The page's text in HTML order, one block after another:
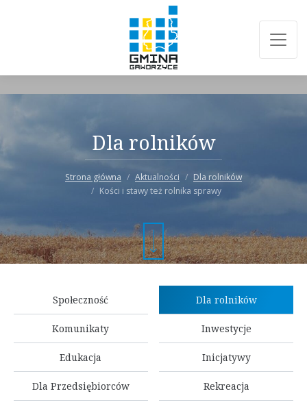
Dla rolników
Strona główna Aktualności
Dla rolników
Kości i stawy też rolnika sprawy
Społeczność Dla rolników
Komunikaty Inwestycje
Edukacja Inicjatywy
Dla Przedsiębiorców Rekreacja